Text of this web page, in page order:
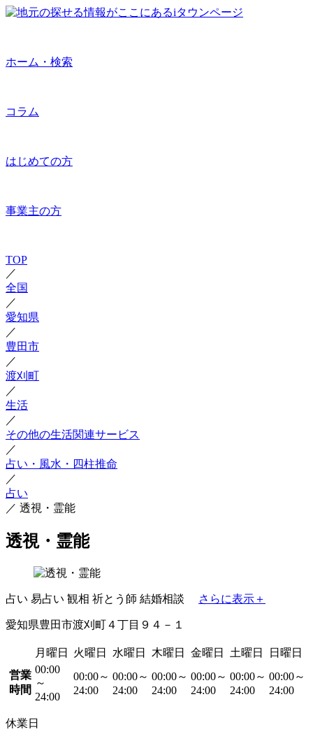
ホーム・検索
コラム
はじめての方
事業主の方
TOP
／
全国
／
愛知県
／
豊田市
／
渡刈町
／
生活
／
その他の生活関連サービス
／
占い・風水・四柱推命
／
占い
／ 透視・霊能
透視・霊能
占い 易占い 観相 祈とう師 結婚相談 さらに表示＋
愛知県豊田市渡刈町４丁目９４－１
月曜日 火曜日 水曜日 木曜日 金曜日 土曜日
日曜日
営業
時間
00:00
～
24:00
00:00～
24:00
00:00～
24:00
00:00～
24:00
00:00～
24:00
00:00～
24:00
00:00～
24:00
休業日